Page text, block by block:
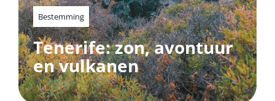
Bestemming
Tenerife: zon, avontuur
en vulkanen